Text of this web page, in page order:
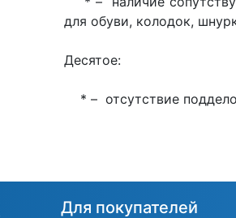
для обуви, колодок,
Десятое:
* – отсутствие
Для покупателей